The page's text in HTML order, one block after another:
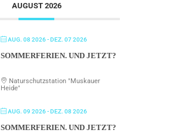
AUGUST 2026
AUG. 08 2026- DEZ. 07 2026
SOMMERFERIEN. UND JETZT?
Naturschutzstation "Muskauer
Heide"
AUG. 09 2026- DEZ. 08 2026
SOMMERFERIEN. UND JETZT?